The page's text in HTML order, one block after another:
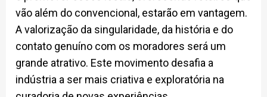
vão além do convencional, estarão em vantagem.
A valorização da singularidade, da história e do
contato genuíno com os moradores será um
grande atrativo. Este movimento desafia a
indústria a ser mais criativa e exploratória na